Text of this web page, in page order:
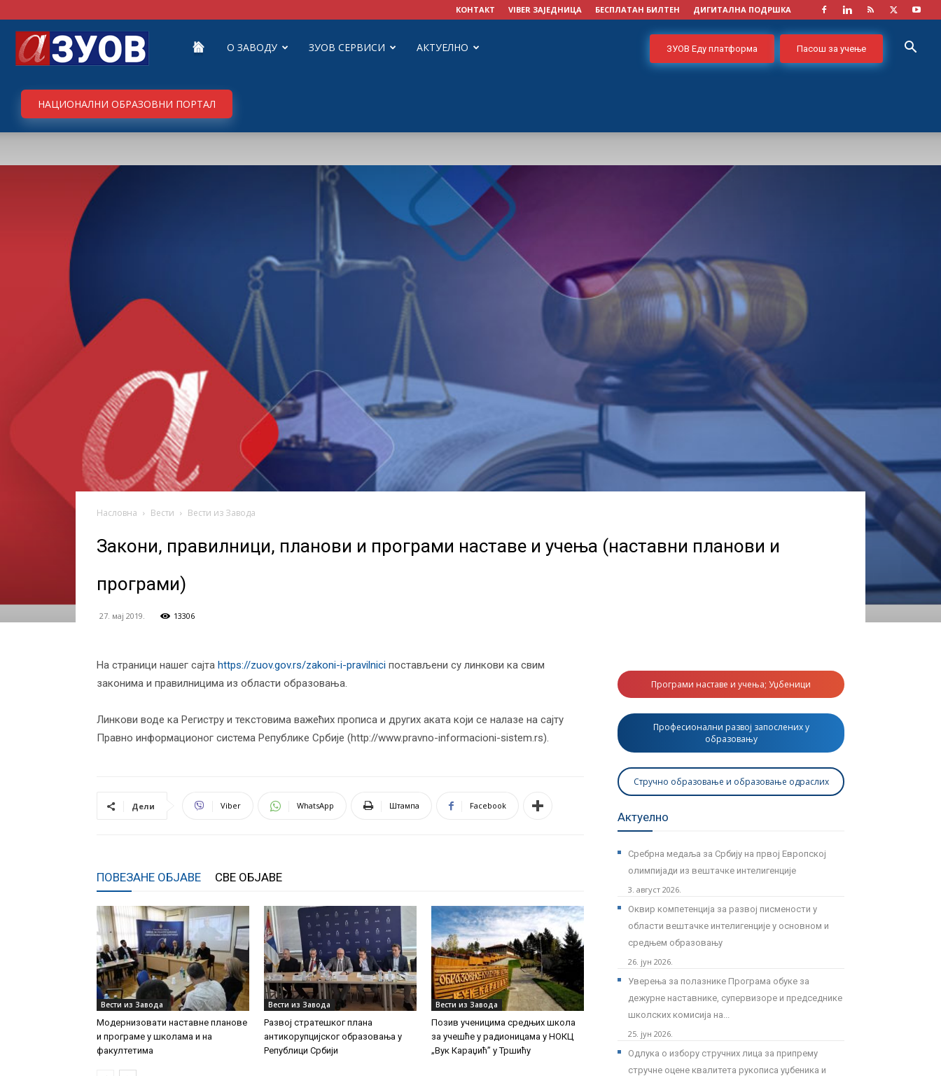
КОНТАКТ VIBER ЗАЈЕДНИЦА БЕСПЛАТАН БИЛТЕН ДИГИТАЛНА ПОДРШКА
ЗУОВ Еду платформа Пасош за учење
за
васпитања
О ЗАВОДУ ЗУОВ СЕРВИСИ АКТУЕЛНО
НАЦИОНАЛНИ ОБРАЗОВНИ ПОРТАЛ
Насловна Вести Вести из Завода
Закони, правилници, планови и програми наставе и учења (наставни планови и
програми)
27. мај 2019. 13306
На страници нашег сајта https://zuov.gov.rs/zakoni-i-pravilnici постављени су линкови ка свим
законима и правилницима из области образовања.
Линкови воде ка Регистру и текстовима важећих прописа и других аката који се налазе на сајту
Правно информационог система Републике Србије (http://www.pravno-informacioni-sistem.rs).
Дели Viber WhatsApp Штампа Facebook
ПОВЕЗАНЕ ОБЈАВЕ СВЕ ОБЈАВЕ
Вести из Завода
Модернизовати наставне планове
и програме у школама и на
факултетима
Вести из Завода
Развој стратешког плана
антикорупцијског образовања у
Републици Србији
Вести из Завода
Позив ученицима средњих школа
за учешће у радионицама у НОКЦ
„Вук Караџић” у Тршићу
Програми наставе и учења; Уџбеници
Професионални развој запослених у
образовању
Стручно образовање и образовање одраслих
Актуелно
Сребрна медаља за Србију на првој Европској
олимпијади из вештачке интелигенције
3. август 2026.
Оквир компетенција за развој писмености у
области вештачке интелигенције у основном и
средњем образовању
26. јун 2026.
Уверења за полазнике Програмa обуке за
дежурне наставнике, супервизоре и председнике
школских комисија на...
25. јун 2026.
Одлука о избору стручних лица за припрему
стручне оцене квалитета рукописа уџбеника и